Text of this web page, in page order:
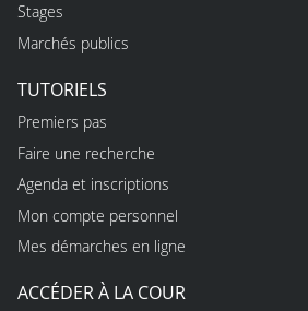
Stages
Marchés publics
TUTORIELS
Premiers pas
Faire une recherche
Agenda et inscriptions
Mon compte personnel
Mes démarches en ligne
ACCÉDER À LA COUR